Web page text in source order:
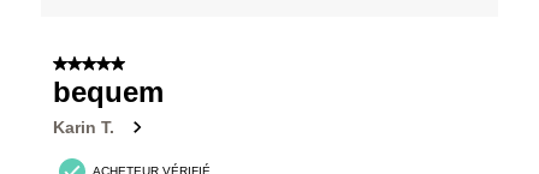
5 sur 5 étoiles.
bequem
Karin T.